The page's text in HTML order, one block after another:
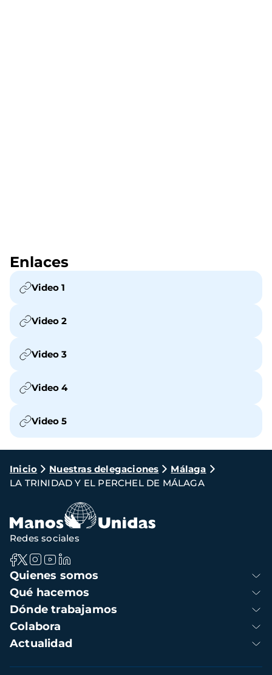
Enlaces
Video 1
Video 2
Video 3
Video 4
Video 5
Ruta
de
navegación
Inicio Nuestras delegaciones
Málaga
LA TRINIDAD Y EL PERCHEL DE MÁLAGA
Navegación
principal
Quienes somos
Qué hacemos
Dónde trabajamos
Colabora
Actualidad
Redes sociales